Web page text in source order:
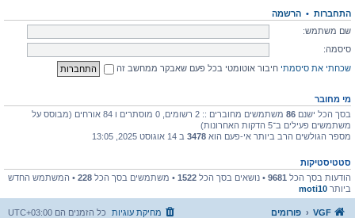
התחברות • הרשמה
שם משתמש:
סיסמה:
שכחתי את סיסמתי חיבור אוטומטי בכל פעם שאבקר ממחשב זה
מי מחובר
בסך הכל ישנם 86
משתמשים מחוברים :: 2 רשומים, 0 מוסתרים ו 84 אורחים (מבוסס על
משתמשים פעילים ב־5 הדקות האחרונות)
מספר הגולשים הרב ביותר אי-פעם הוא 3478 ב 14 אוגוסט 2025, 13:05
סטטיסטיקות
הודעות בסך הכל 9681 • נושאים בסך הכל 1522 • משתמשים בסך הכל 228 • המשתמש החדש
ביותר moti10
VGF פורומים כל הזמנים הם UTC+03:00 מחיקת עוגיות